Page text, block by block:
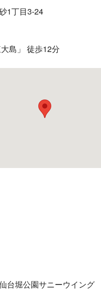
1丁目3-24
島」 徒歩12分
台堀公園サニーウイング